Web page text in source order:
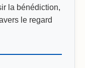
la bénédiction,
le regard